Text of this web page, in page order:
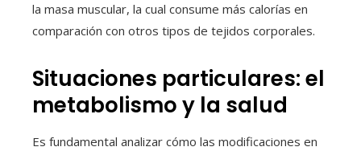
la masa muscular, la cual consume más calorías en
comparación con otros tipos de tejidos corporales.
Situaciones particulares: el
metabolismo y la salud
Es fundamental analizar cómo las modificaciones en